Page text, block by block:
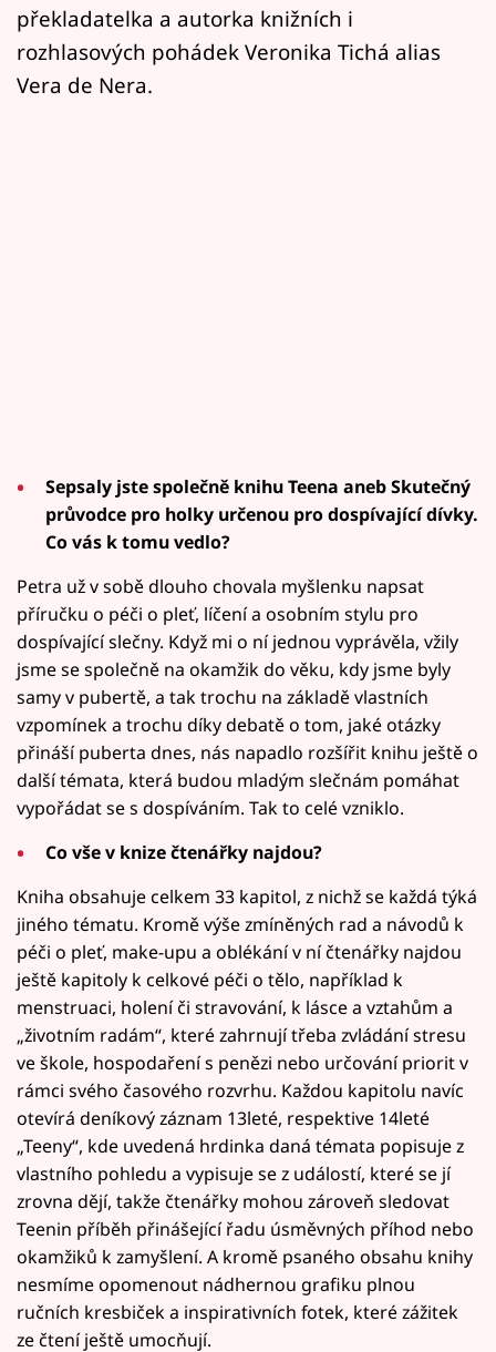
překladatelka a autorka knižních i
rozhlasových pohádek Veronika Tichá alias
Vera de Nera.
Sepsaly jste společně knihu Teena aneb Skutečný
průvodce pro holky určenou pro dospívající dívky.
Co vás k tomu vedlo?
Petra už v sobě dlouho chovala myšlenku napsat
příručku o péči o pleť, líčení a osobním stylu pro
dospívající slečny. Když mi o ní jednou vyprávěla, vžily
jsme se společně na okamžik do věku, kdy jsme byly
samy v pubertě, a tak trochu na základě vlastních
vzpomínek a trochu díky debatě o tom, jaké otázky
přináší puberta dnes, nás napadlo rozšířit knihu ještě o
další témata, která budou mladým slečnám pomáhat
vypořádat se s dospíváním. Tak to celé vzniklo.
Co vše v knize čtenářky najdou?
Kniha obsahuje celkem 33 kapitol, z nichž se každá týká
jiného tématu. Kromě výše zmíněných rad a návodů k
péči o pleť, make-upu a oblékání v ní čtenářky najdou
ještě kapitoly k celkové péči o tělo, například k
menstruaci, holení či stravování, k lásce a vztahům a
„životním radám“, které zahrnují třeba zvládání stresu
ve škole, hospodaření s penězi nebo určování priorit v
rámci svého časového rozvrhu. Každou kapitolu navíc
otevírá deníkový záznam 13leté, respektive 14leté
„Teeny“, kde uvedená hrdinka daná témata popisuje z
vlastního pohledu a vypisuje se z událostí, které se jí
zrovna dějí, takže čtenářky mohou zároveň sledovat
Teenin příběh přinášející řadu úsměvných příhod nebo
okamžiků k zamyšlení. A kromě psaného obsahu knihy
nesmíme opomenout nádhernou grafiku plnou
ručních kresbiček a inspirativních fotek, které zážitek
ze čtení ještě umocňují.